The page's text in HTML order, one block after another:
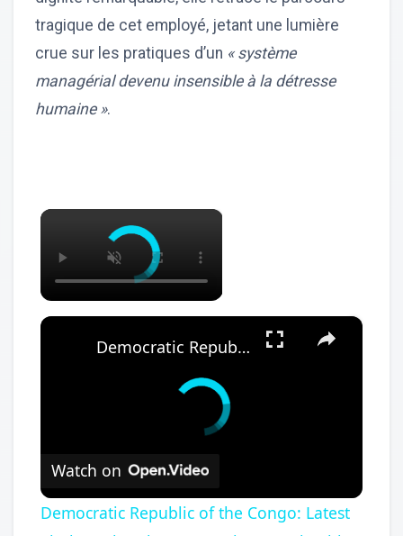
tragique de cet employé, jetant une lumière
crue sur les pratiques d’un « système
managérial devenu insensible à la détresse
humaine ».
×
×
Democratic Republic of the Congo: Latest Ebola outbreak overstretches DRC health system.
Watch on
Democratic Republic of the Congo: Latest